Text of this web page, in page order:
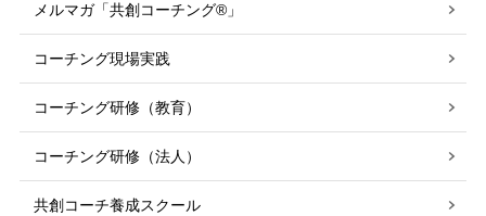
メルマガ「共創コーチング®」
コーチング現場実践
コーチング研修（教育）
コーチング研修（法人）
共創コーチ養成スクール